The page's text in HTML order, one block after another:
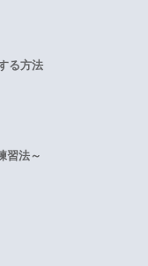
る方法
習法～